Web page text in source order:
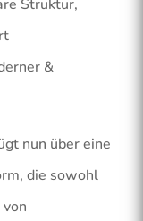
Struktur,
&
nun über eine
die sowohl